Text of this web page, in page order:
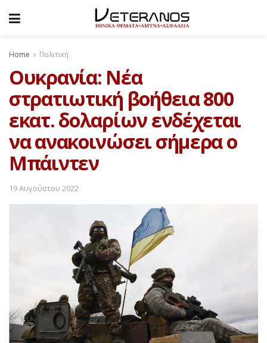
Home Πολιτική
Ουκρανία: Νέα
στρατιωτική βοήθεια 800
εκατ. δολαρίων ενδέχεται
να ανακοινώσει σήμερα ο
Μπάιντεν
19 Αυγούστου 2022